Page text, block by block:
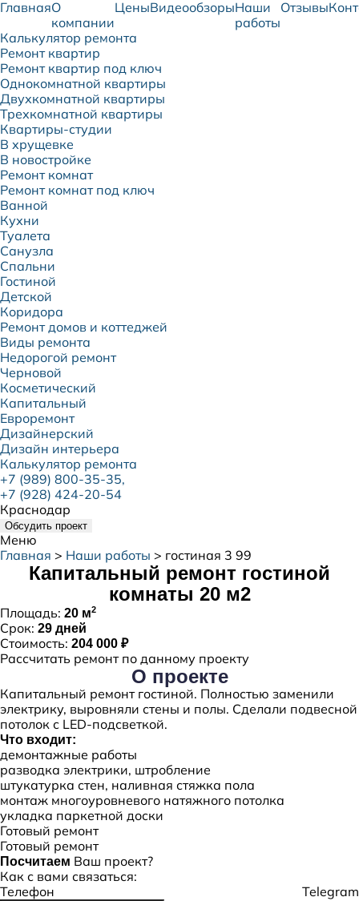
ГлавнаяО
компании
ЦеныВидеообзорыНаши
работы
Отзывы
Калькулятор ремонта
Ремонт квартир
Ремонт квартир под ключ
Однокомнатной квартиры
Двухкомнатной квартиры
Трехкомнатной квартиры
Квартиры-студии
В хрущевке
В новостройке
Ремонт комнат
Ремонт комнат под ключ
Ванной
Кухни
Туалета
Санузла
Спальни
Гостиной
Детской
Коридора
Ремонт домов и коттеджей
Виды ремонта
Недорогой ремонт
Черновой
Косметический
Капитальный
Евроремонт
Дизайнерский
Дизайн интерьера
Калькулятор ремонта
+7 (989) 800-35-35,
+7 (928) 424-20-54
Краснодар
Обсудить проект
Меню
Главная > Наши работы > гостиная 3 99
Капитальный ремонт гостиной
комнаты 20 м2
Площадь: 20 м2
Срок: 29 дней
Стоимость: 204 000 ₽
Рассчитать ремонт по данному проекту
О проекте
Капитальный ремонт гостиной. Полностью заменили
электрику, выровняли стены и полы. Сделали подвесной
потолок с LED-подсветкой.
Что входит:
демонтажные работы
разводка электрики, штробление
штукатурка стен, наливная стяжка пола
монтаж многоуровневого натяжного потолка
укладка паркетной доски
Готовый ремонт
Готовый ремонт
Посчитаем Ваш проект?
Как с вами связаться:
Телефон
Telegram